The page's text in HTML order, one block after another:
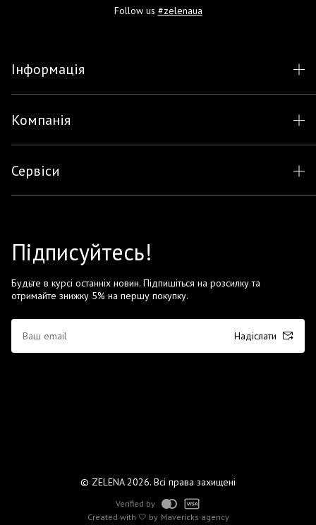
Follow us #zelenaua
Інформація
Компанія
Сервіси
Підписуйтесь!
Будьте в курсі останніх новин. Підпишіться на розсилку та
отримайте знижку 5% на першу покупку.
Надіслати
© ZELENA 2026. Всі права захищені
Created with 🤍 by Mavericks agency
Verified by